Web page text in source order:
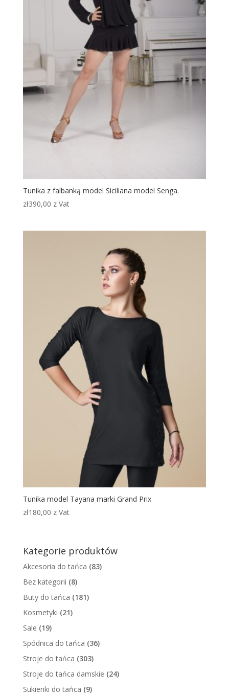
Tunika z falbanką model Siciliana model Senga.
zł390,00 z Vat
Tunika model Tayana marki Grand Prix
zł180,00 z Vat
Kategorie produktów
Akcesoria do tańca (83)
Bez kategorii (8)
Buty do tańca (181)
Kosmetyki (21)
Sale (19)
Spódnica do tańca (36)
Stroje do tańca (303)
Stroje do tańca damskie (24)
Sukienki do tańca (9)